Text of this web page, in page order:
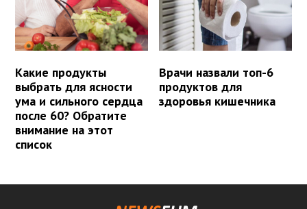
Какие продукты
выбрать для ясности
ума и сильного сердца
после 60? Обратите
внимание на этот
список
Врачи назвали топ-6
продуктов для
здоровья кишечника